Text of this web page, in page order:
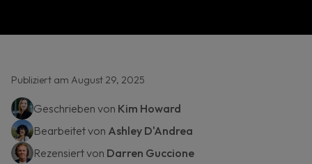
Publiziert am August 29, 2025
Geschrieben von Kim Howard
Bearbeitet von Ashley D'Andrea
Rezensiert von Darren Guccione